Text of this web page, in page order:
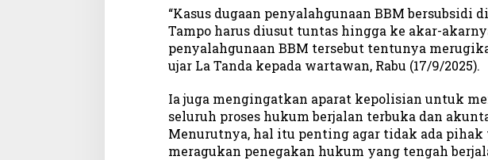
y
l
a
h
u
n
a
a
“Kasus dugaan penyalahgunaan BBM bersubsidi
Tampo harus diusut tuntas hingga ke akar-
penyalahgunaan BBM tersebut tentunya
ujar La Tanda kepada wartawan, Rabu (17/9/2025).
Ia juga mengingatkan aparat kepolisian untuk
seluruh proses hukum berjalan terbuka dan
Menurutnya, hal itu penting agar tidak ada pihak
meragukan penegakan hukum yang tengah